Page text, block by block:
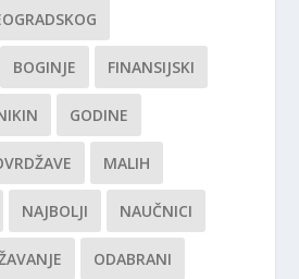
BOGINJE FINANSIJSKI
GODINE
MALIH
NAJBOLJI NAUČNICI
ODABRANI